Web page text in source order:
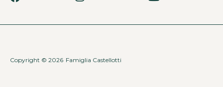
Copyright © 2026 Famiglia Castellotti